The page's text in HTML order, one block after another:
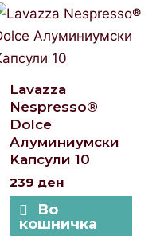
Lavazza
Nespresso®
Dolce
Aлуминиумски
Kапсули 10
239 ден
Во
кошничка